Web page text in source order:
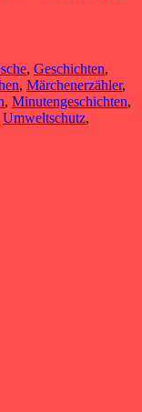
, Geschichten,
, Märchenerzähler,
, Minutengeschichten,
Umweltschutz,